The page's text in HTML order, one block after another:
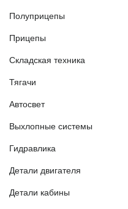
Полуприцепы
Прицепы
Складская техника
Тягачи
Автосвет
Выхлопные системы
Гидравлика
Детали двигателя
Детали кабины